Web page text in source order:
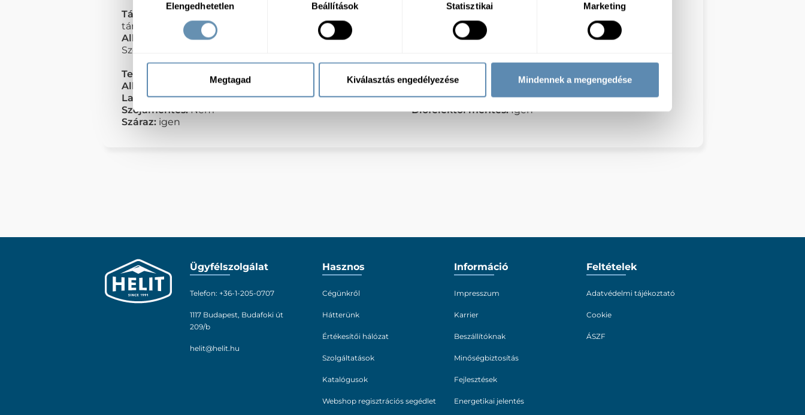
kiválasztásaElengedhetetlen Beállítások Statisztikai Marketing
Megtagad Kiválasztás engedélyezése Mindennek a megengedése
Tárolás:
Bontatlan csomagolásban, száraz, hűvös helyen
tárolandó
Fűszerpaprika őrlemény I. osztályú édes.
Allergének: Lehetséges Keresztszennyeződés: Glutén,
Szója, Tej, Mustár, Tojás
Tápérték:100 g termékben: Energia: 1914 kJ/ 458 kcal;
ebből cukrok: 10,3 g; Fehérje: 14 g; Só: 0,2 g
Termékcsoport:
Fűszerpaprika Csomagolás:
Allergénmentes:
Nem Feldolgozottság:
Őrölt
Laktózmentes:Nem Gluténmentes: Nem
Szójamentes:Nem Dióféléktől mentes:Igen
Száraz: igen
Ügyfélszolgálat
Telefon: +36-1-205-0707
1117 Budapest, Budafoki út
209/b
helit@helit.hu
Hasznos
Cégünkről
Hátterünk
Értékesítői hálózat
Szolgáltatások
Katalógusok
Webshop regisztrációs segédlet
Információ
Impresszum
Karrier
Beszállítóknak
Minőségbiztosítás
Fejlesztések
Energetikai jelentés
Feltételek
Adatvédelmi tájékoztató
Cookie
ÁSZF